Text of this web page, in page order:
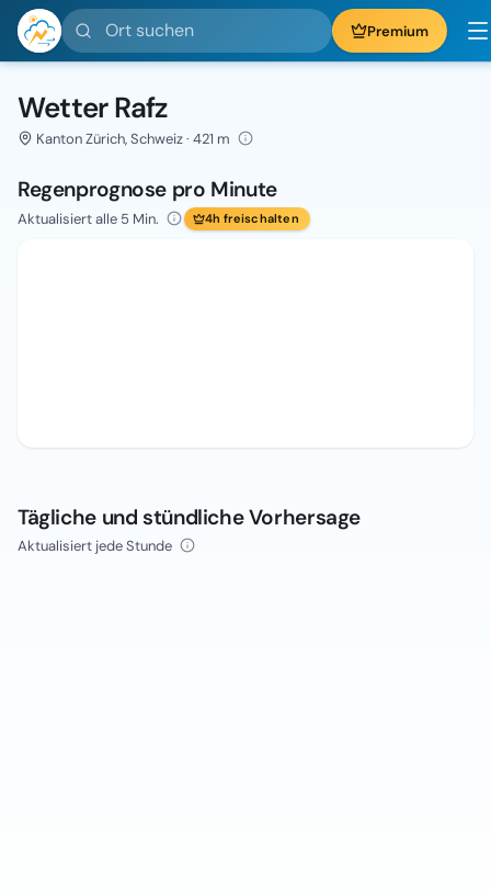
Ort suchen Premium
Wetter Rafz
Kanton Zürich, Schweiz · 421 m
Regenprognose pro Minute
Aktualisiert alle 5 Min. 4h freischalten
Tägliche und stündliche Vorhersage
Aktualisiert jede Stunde